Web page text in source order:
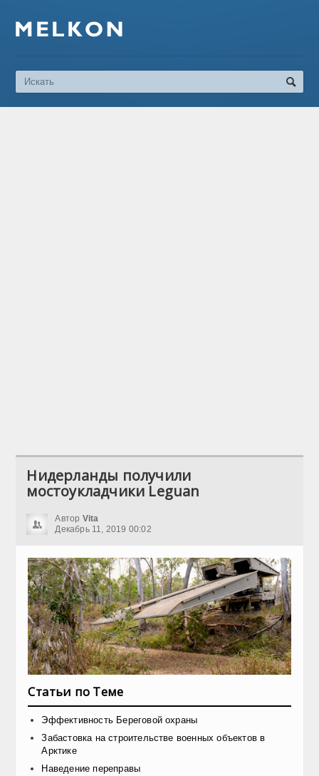
Нидерланды получили
мостоукладчики Leguan
Автор Vita
Декабрь 11, 2019 00:02
Статьи по Теме
Эффективность Береговой охраны
Забастовка на строительстве военных объектов в
Арктике
Наведение переправы